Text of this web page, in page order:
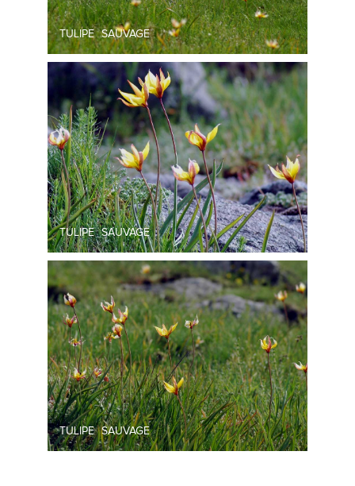
TULIPE SAUVAGE
TULIPE SAUVAGE
TULIPE SAUVAGE